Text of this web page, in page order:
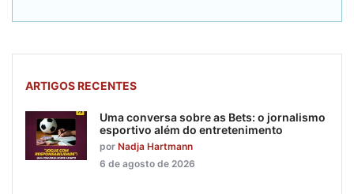
ARTIGOS RECENTES
Uma conversa sobre as Bets: o jornalismo
esportivo além do entretenimento
por Nadja Hartmann
6 de agosto de 2026